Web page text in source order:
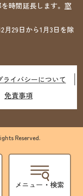
メニュー・検索
時間延長します。 窓
月29日から1月3日を除
ライバシーについて
免責事項
Reserved.